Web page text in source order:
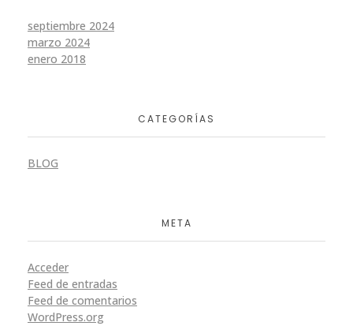
septiembre 2024
marzo 2024
enero 2018
CATEGORÍAS
BLOG
META
Acceder
Feed de entradas
Feed de comentarios
WordPress.org